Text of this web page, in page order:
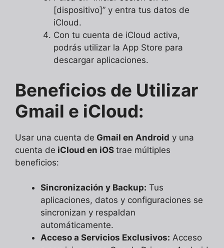
[dispositivo]” y entra tus datos de
iCloud.
Con tu cuenta de iCloud activa,
podrás utilizar la App Store para
descargar aplicaciones.
Beneficios de Utilizar
Gmail e iCloud:
Usar una cuenta de Gmail en Android y una
cuenta de iCloud en iOS trae múltiples
beneficios:
Sincronización y Backup: Tus
aplicaciones, datos y configuraciones se
sincronizan y respaldan
automáticamente.
Acceso a Servicios Exclusivos: Acceso